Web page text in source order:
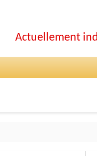
Actuellement